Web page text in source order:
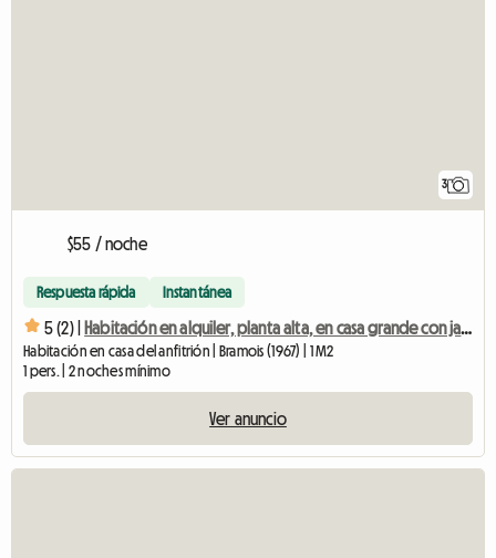
3
$55 / noche
Respuesta rápida Instantánea
5 (2) | Habitación en alquiler, planta alta, en casa grande con jardín.
Habitación en casa del anfitrión | Bramois (1967) | 1 M2
1 pers. | 2 noches mínimo
Ver anuncio